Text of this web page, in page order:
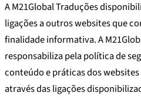
A M21Global Traduções
ligações a outros websites que
finalidade informativa. A
responsabiliza pela política de
conteúdo e práticas dos
através das ligações